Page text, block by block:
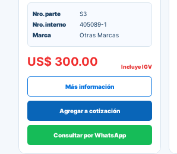
Nro. parte
S3
Nro. interno
405089-1
Marca
Otras Marcas
US$ 300.00 Incluye IGV
Más información
Agregar a cotización
Consultar por WhatsApp